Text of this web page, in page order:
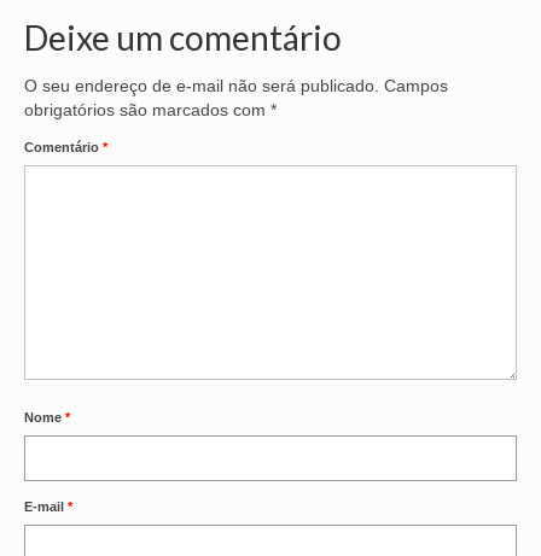
Deixe um comentário
O seu endereço de e-mail não será publicado. Campos
obrigatórios são marcados com *
Comentário *
Nome *
E-mail *